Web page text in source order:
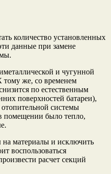
количество установленных
данные при замене
и чугунной
тому же, со временем
по естественным
поверхностей батареи),
системы
помещении было тепло,
на материалы и исключить
воспользоваться
расчет секций